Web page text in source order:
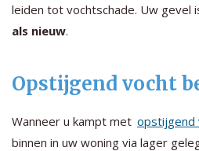
leiden tot vochtschade. Uw gevel
als nieuw.
Opstijgend vocht
Wanneer u kampt met opstijgend
binnen in uw woning via lager